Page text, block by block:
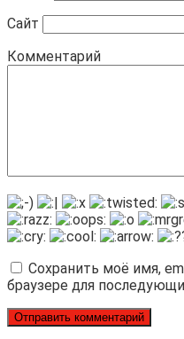
Сайт
Комментарий
Сохранить моё имя,
браузере для